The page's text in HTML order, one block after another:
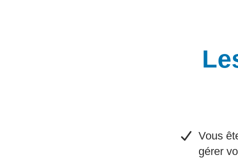
Vous
gérer